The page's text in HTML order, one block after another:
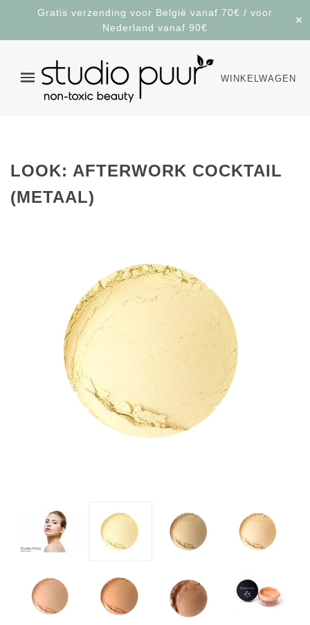
Gratis verzending voor België vanaf 70€ / voor
Nederland vanaf 90€
✕
WINKELWAGEN
LOOK: AFTERWORK COCKTAIL
(METAAL)